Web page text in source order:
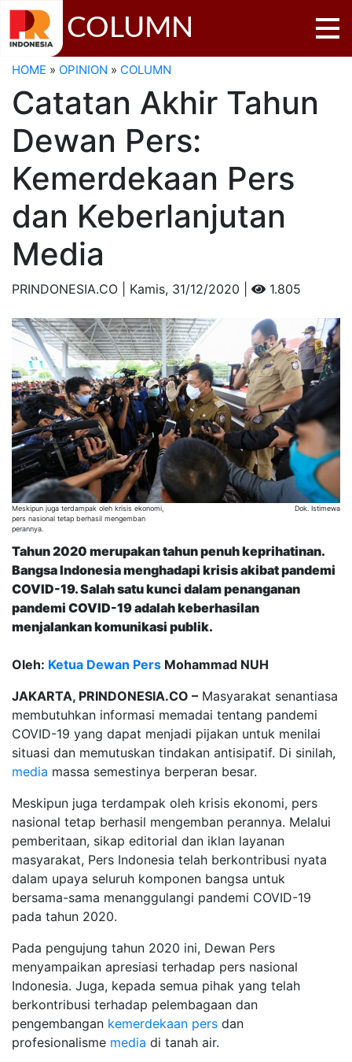
COLUMN
HOME » OPINION » COLUMN
Catatan Akhir Tahun
Dewan Pers:
Kemerdekaan Pers
dan Keberlanjutan
Media
PRINDONESIA.CO | Kamis, 31/12/2020 | 1.805
Meskipun juga terdampak oleh krisis ekonomi,
pers nasional tetap berhasil mengemban
perannya.
Dok. Istimewa
Tahun 2020 merupakan tahun penuh keprihatinan.
Bangsa Indonesia menghadapi krisis akibat pandemi
COVID-19. Salah satu kunci dalam penanganan
pandemi COVID-19 adalah keberhasilan
menjalankan komunikasi publik.
Oleh: Ketua Dewan Pers Mohammad NUH
JAKARTA, PRINDONESIA.CO – Masyarakat senantiasa
membutuhkan informasi memadai tentang pandemi
COVID-19 yang dapat menjadi pijakan untuk menilai
situasi dan memutuskan tindakan antisipatif. Di sinilah,
media massa semestinya berperan besar.
Meskipun juga terdampak oleh krisis ekonomi, pers
nasional tetap berhasil mengemban perannya. Melalui
pemberitaan, sikap editorial dan iklan layanan
masyarakat, Pers Indonesia telah berkontribusi nyata
dalam upaya seluruh komponen bangsa untuk
bersama-sama menanggulangi pandemi COVID-19
pada tahun 2020.
Pada pengujung tahun 2020 ini, Dewan Pers
menyampaikan apresiasi terhadap pers nasional
Indonesia. Juga, kepada semua pihak yang telah
berkontribusi terhadap pelembagaan dan
pengembangan kemerdekaan pers dan
profesionalisme media di tanah air.